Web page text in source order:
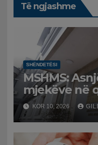
Të ngjashme
SHËNDETËSI
MSHMS:
mjekëve në
ndryshimet
KOR 10, 2026